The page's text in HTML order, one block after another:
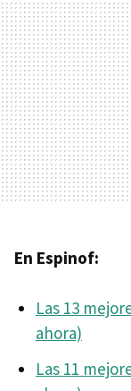
En Espinof:
Las 13
ahora)
Las 11